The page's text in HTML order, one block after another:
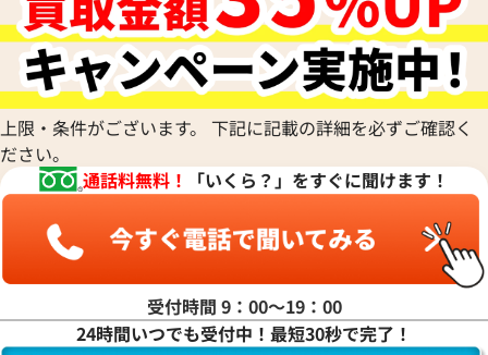
ハ行
マ行
ヤ行
ワ行
上限・条件がございます。 下記に記載の詳細を必ずご確認く
ださい。
通話料無料！
「いくら？」をすぐに聞けます！
受付時間 9：00〜19：00
24時間いつでも受付中！最短30秒で完了！